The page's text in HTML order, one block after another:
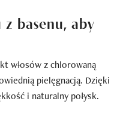
basenu, aby
włosów z chlorowaną
pielęgnacją. Dzięki
i naturalny połysk.